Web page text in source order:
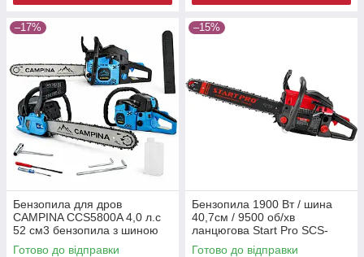
–17%
Бензопила для дров
CAMPINA CCS5800A 4,0 л.с
52 см3 бензопила з шиною
40 см
Готово до відправки
–15%
Бензопила 1900 Вт / шина
40,7см / 9500 об/хв
ланцюгова Start Pro SCS-
4050E/1
Готово до відправки